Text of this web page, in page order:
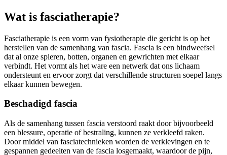
Wat is fasciatherapie?
Fasciatherapie is een vorm van fysiotherapie die gericht is op het
herstellen van de samenhang van fascia. Fascia is een bindweefsel
dat al onze spieren, botten, organen en gewrichten met elkaar
verbindt. Het vormt als het ware een netwerk dat ons lichaam
ondersteunt en ervoor zorgt dat verschillende structuren soepel langs
elkaar kunnen bewegen.
Beschadigd fascia
Als de samenhang tussen fascia verstoord raakt door bijvoorbeeld
een blessure, operatie of bestraling, kunnen ze verkleefd raken.
Door middel van fasciatechnieken worden de verklevingen en te
gespannen gedeelten van de fascia losgemaakt, waardoor de pijn,